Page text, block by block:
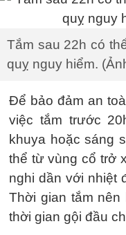
Tắm sau 22h có
quỵ nguy hiểm.
Để bảo đảm an
việc tắm trước
khuya hoặc sáng
thể từ vùng cổ trở
nghi dần với nhiệt
Thời gian tắm nên
thời gian gội đầu